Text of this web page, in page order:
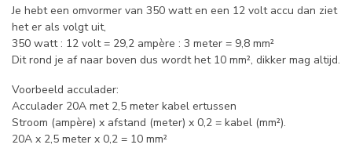
Je hebt een omvormer van 350 watt en een 12 volt accu dan ziet
het er als volgt uit,
350 watt : 12 volt = 29,2 ampère : 3 meter = 9,8 mm²
Dit rond je af naar boven dus wordt het 10 mm², dikker mag altijd.
Voorbeeld acculader:
Acculader 20A met 2,5 meter kabel ertussen
Stroom (ampère) x afstand (meter) x 0,2 = kabel (mm²).
20A x 2,5 meter x 0,2 = 10 mm²